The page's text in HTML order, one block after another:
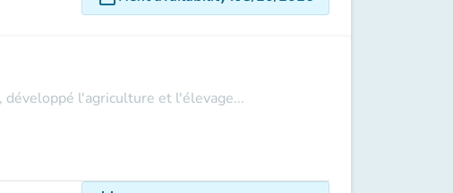
l'agriculture et l'élevage...